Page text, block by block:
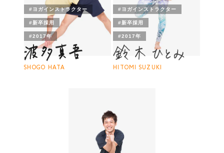
SHOGO HATA
#ヨガインストラクター
#新卒採用
#2017年
HITOMI SUZUKI
#ヨガインストラクター
#新卒採用
#2017年